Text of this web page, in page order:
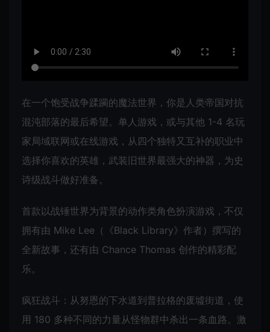
在一个饱受战争蹂躏的魔法世界，你是人类帝国对抗
混沌部落的最后希望。单人游戏，或与其他 1-4 名玩
家局域联网或在线游戏，从四个独特又互补的职业中
选择你喜欢的英雄，武装旧世界最强大的神器，为史
诗级战斗做好准备。
首款以战锤世界为背景的动作类角色扮演游戏，不仅
拥有由 Mike Lee（《Black Library》作者）撰写的
全新故事，还有由 Chance Thomas 创作的精彩配
乐。
疯狂战斗：从努恩的下水道到普拉格的废墟街道，使
用 180 多种不同的力量从怪物群中杀出一条血路。激